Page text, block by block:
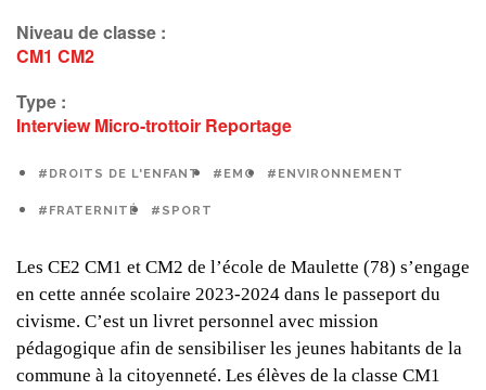
Niveau de classe :
CM1 CM2
Type :
Interview Micro-trottoir Reportage
#DROITS DE L'ENFANT #EMC #ENVIRONNEMENT
#FRATERNITÉ #SPORT
Les CE2 CM1 et CM2 de l’école de Maulette (78) s’engage
en cette année scolaire 2023-2024 dans le passeport du
civisme. C’est un livret personnel avec mission
pédagogique afin de sensibiliser les jeunes habitants de la
commune à la citoyenneté. Les élèves de la classe CM1